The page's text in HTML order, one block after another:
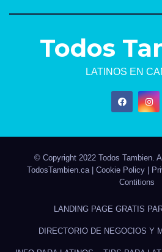
Todos
LATINOS EN
© Copyright 2022 Todos Tambien.
TodosTambien.ca| Cookie Policy
Contitions
LANDING PAGE GRATIS
DIRECTORIO DE NEGOCIOS Y